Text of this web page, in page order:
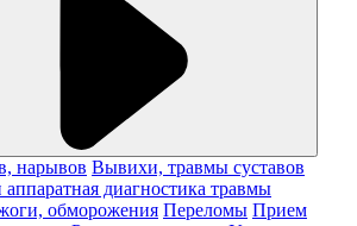
нарывов Вывихи, травмы суставов
диагностика травмы
обморожения Переломы Прием